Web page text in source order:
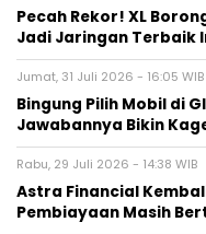
Pecah Rekor! XL
Jadi Jaringan Terbaik
Jumat, 31 Juli 2026 - 16:05 WIB
Bingung Pilih Mobil di
Jawabannya Bikin
Rabu, 29 Juli 2026 - 14:38 WIB
Astra Financial
Pembiayaan Masih